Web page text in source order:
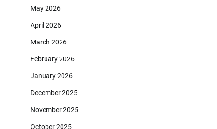
May 2026
April 2026
March 2026
February 2026
January 2026
December 2025
November 2025
October 2025